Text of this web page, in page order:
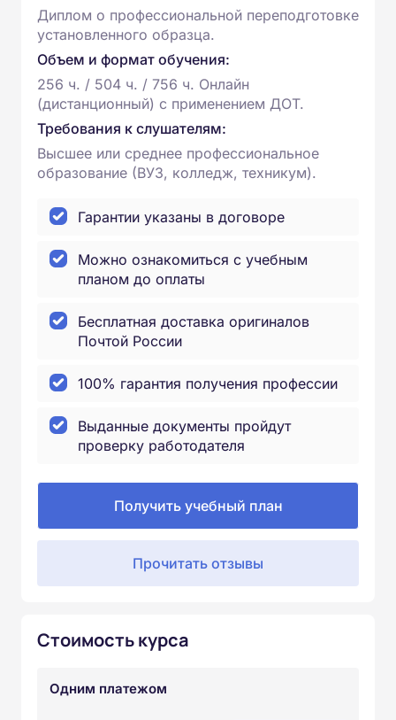
Диплом о профессиональной переподготовке
установленного образца.
Объем и формат обучения:
256 ч. / 504 ч. / 756 ч. Онлайн
(дистанционный) с применением ДОТ.
Требования к слушателям:
Высшее или среднее профессиональное
образование (ВУЗ, колледж, техникум).
Гарантии указаны в договоре
Можно ознакомиться с учебным
планом до оплаты
Бесплатная доставка оригиналов
Почтой России
100% гарантия получения профессии
Выданные документы пройдут
проверку работодателя
Получить учебный план
Прочитать отзывы
Стоимость курса
Одним платежом